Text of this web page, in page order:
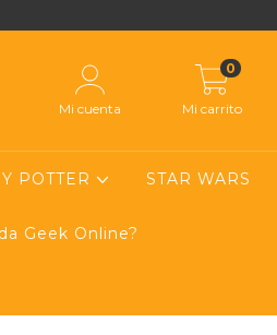
Mi cuenta Mi carrito
0
POTTER STAR WARS
Geek Online?